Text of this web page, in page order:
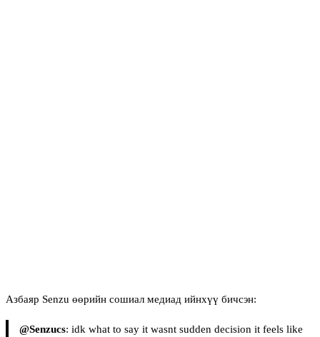
Азбаяр Senzu өөрийн сошиал медиад ийнхүү бичсэн:
@Senzucs: idk what to say it wasnt sudden decision it feels like